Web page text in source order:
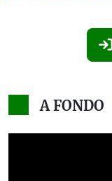
A FONDO